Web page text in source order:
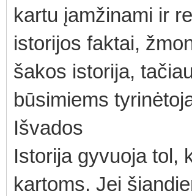
kartu įamžinami ir
istorijos faktai,
šakos istorija,
būsimiems
Išvados
Istorija gyvuoja tol,
kartoms. Jei